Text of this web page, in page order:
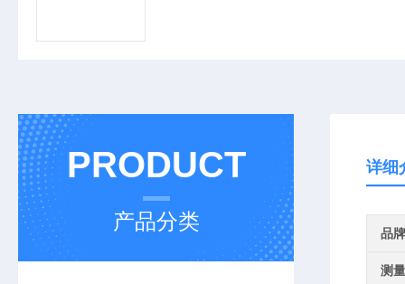
PRODUCT
产品分类
详细
品牌
测